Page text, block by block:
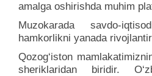
amalga oshirishda muhim
Muzokarada savdo-
hamkorlikni yanada
Qozog‘iston
sheriklaridan biridir.